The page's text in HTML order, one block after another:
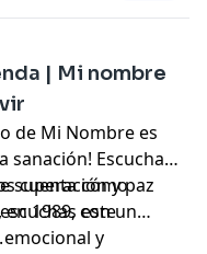
| Mi nombre
de Mi Nombre es
sanación! Escucha
superación y paz
este
cuenta cómo
1989, con un
y